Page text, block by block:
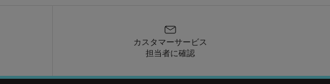
カスタマーサービス
担当者に確認